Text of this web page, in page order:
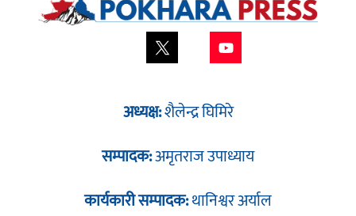
अध्यक्ष:शैलेन्द्र घिमिरे
सम्पादक:अमृतराज उपाध्याय
कार्यकारी सम्पादक:थानिश्वर अर्याल